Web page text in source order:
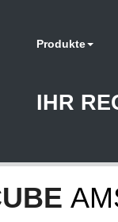
Produkte
IHR